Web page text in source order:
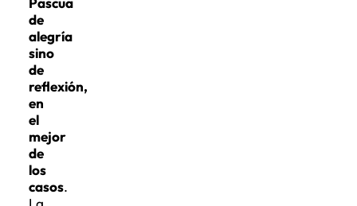
de
alegría
sino
de
reflexión,
en
el
mejor
de
los
casos.